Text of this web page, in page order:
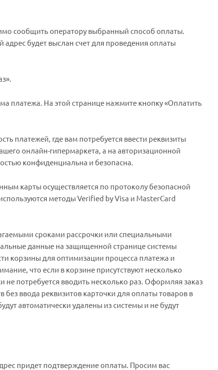
сообщить оператору выбранный способ оплаты.
будет выслан счет для проведения оплаты
платежа. На этой странице нажмите кнопку «Оплатить
платежей, где вам потребуется ввести реквизиты
онлайн-гипермаркета, а на авторизационной
конфиденциальна и безопасна.
карты осуществляется по протоколу безопасной
методы Verified by Visa и MasterCard
сроками рассрочки или специальными
данные на защищенной странице системы
корзины для оптимизации процесса платежа и
что если в корзине присутствуют несколько
потребуется вводить несколько раз. Оформляя заказ
ввода реквизитов карточки для оплаты товаров в
автоматически удалены из системы и не будут
придет подтверждение оплаты. Просим вас